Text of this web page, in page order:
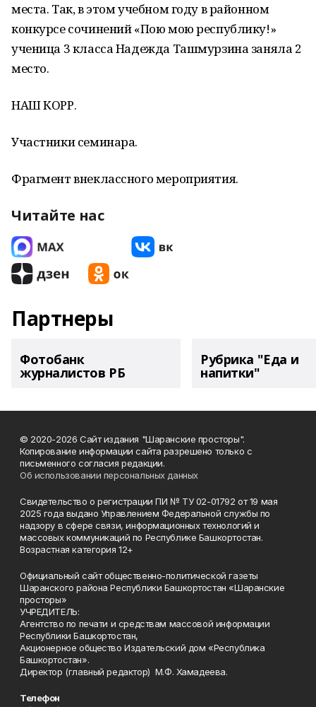
места. Так, в этом учебном году в районном
конкурсе сочинений «Пою мою республику!»
ученица 3 класса Надежда Ташмурзина заняла 2
место.
НАШ КОРР.
Участники семинара.
Фрагмент внеклассного мероприятия.
Читайте нас
Партнеры
Фотобанк
журналистов РБ
Рубрика "Еда и
напитки"
© 2020-2026 Сайт издания "Шаранские просторы".
Копирование информации сайта разрешено только с
письменного согласия редакции.
Об использовании персональных данных
Свидетельство о регистрации ПИ № ТУ 02-01792 от 19 мая
2025 года выдано Управлением Федеральной службы по
надзору в сфере связи, информационных технологий и
массовых коммуникаций по Республике Башкортостан.
Возрастная категория 12+
Официальный сайт общественно-политической газеты
Шаранского района Республики Башкортостан «Шаранские
просторы»
УЧРЕДИТЕЛЬ:
Агентство по печати и средствам массовой информации
Республики Башкортостан,
Акционерное общество Издательский дом «Республика
Башкортостан».
Директор (главный редактор) М.Ф. Хамадеева.
Телефон